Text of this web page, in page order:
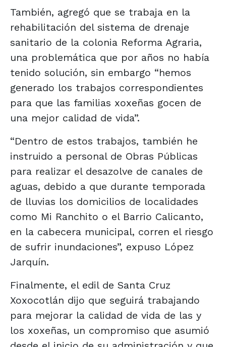
También, agregó que se trabaja en la
rehabilitación del sistema de drenaje
sanitario de la colonia Reforma Agraria,
una problemática que por años no había
tenido solución, sin embargo “hemos
generado los trabajos correspondientes
para que las familias xoxeñas gocen de
una mejor calidad de vida”.
“Dentro de estos trabajos, también he
instruido a personal de Obras Públicas
para realizar el desazolve de canales de
aguas, debido a que durante temporada
de lluvias los domicilios de localidades
como Mi Ranchito o el Barrio Calicanto,
en la cabecera municipal, corren el riesgo
de sufrir inundaciones”, expuso López
Jarquín.
Finalmente, el edil de Santa Cruz
Xoxocotlán dijo que seguirá trabajando
para mejorar la calidad de vida de las y
los xoxeñas, un compromiso que asumió